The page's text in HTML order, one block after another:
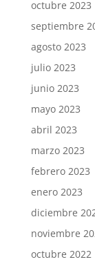
octubre 2023
septiembre
agosto 2023
julio 2023
junio 2023
mayo 2023
abril 2023
marzo 2023
febrero 2023
enero 2023
diciembre
noviembre
octubre 2022